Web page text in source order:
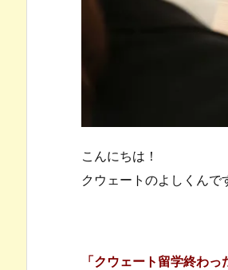
こんにちは！
クウェートのよしくんで
「クウェート留学終わ